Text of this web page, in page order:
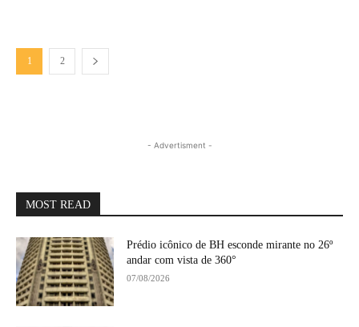
1 2
- Advertisment -
MOST READ
Prédio icônico de BH esconde mirante no 26º
andar com vista de 360°
07/08/2026